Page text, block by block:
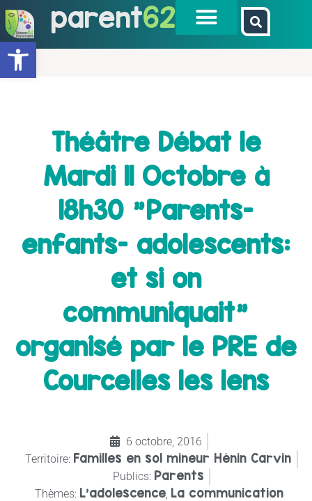
Ouvrir la barre d’outils
parent62
Théâtre Débat le
Mardi 11 Octobre à
18h30 "Parents-
enfants- adolescents:
et si on
communiquait"
organisé par le PRE de
Courcelles les lens
6 octobre, 2016
Territoire: Familles en sol mineur Hénin Carvin
Publics: Parents
Thèmes: L’adolescence, La communication